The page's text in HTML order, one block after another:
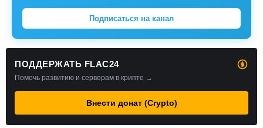
Подписаться на канал
ПОДДЕРЖАТЬ FLAC24
Помочь развитию и серверам в крипте →
Внести донат (Crypto)